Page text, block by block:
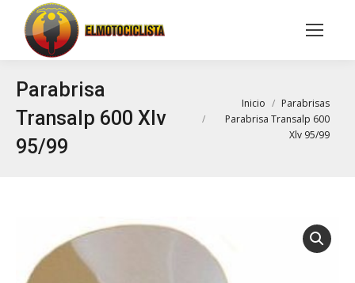
Buscar:
Parabrisa
Transalp 600 Xlv
95/99
Inicio
Parabrisas
Parabrisa Transalp 600
Xlv 95/99